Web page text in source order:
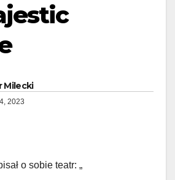
Milecki
2023
o sobie teatr: „